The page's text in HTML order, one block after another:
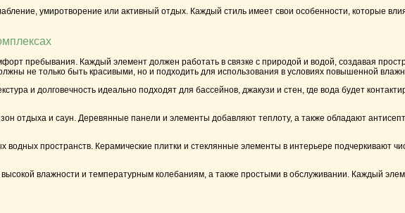
умиротворение или активный отдых. Каждый стиль имеет свои особенности, которые
пребывания. Каждый элемент должен работать в связке с природой и водой, создавая
не только быть красивыми, но и подходить для использования в условиях повышенной
и долговечность идеально подходят для бассейнов, джакузи и стен, где вода будет
отдыха и саун. Деревянные панели и элементы добавляют теплоту, а также обладают
пространств. Керамические плитки и стеклянные элементы в интерьере подчеркивают
влажности и температурным колебаниям, а также простыми в обслуживании. Каждый